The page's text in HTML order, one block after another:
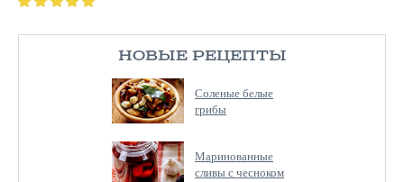
НОВЫЕ РЕЦЕПТЫ
Соленые белые
грибы
Маринованные
сливы с чесноком